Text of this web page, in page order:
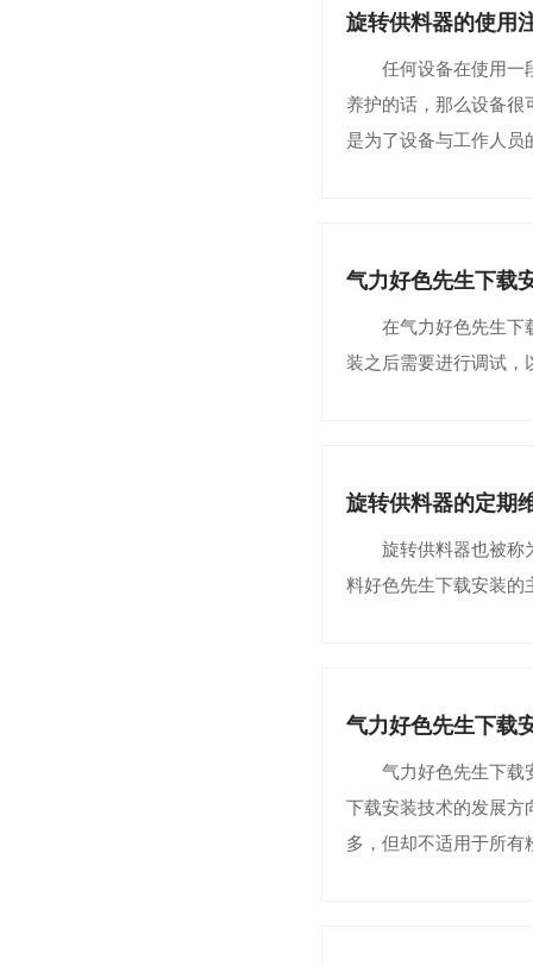
旋转供料器的使用
任何设备在使用一段
养护的话，那么设备很
是为了设备与工作人员
气力好色先生下载
在气力好色先生下载
装之后需要进行调试
旋转供料器的定期
旋转供料器也被称为关
料好色先生下载安装的
气力好色先生下载
气力好色先生下载安
下载安装技术的发展方向
多，但却不适用于所